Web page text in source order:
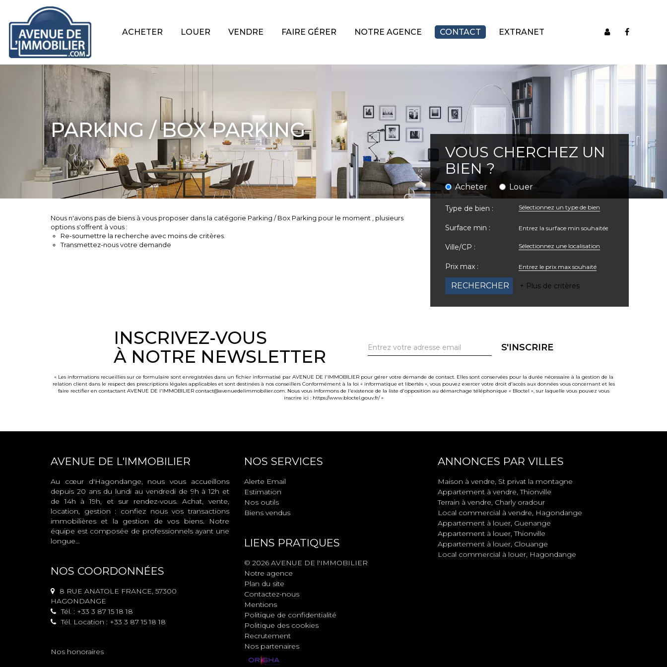
ACHETER LOUER VENDRE FAIRE GÉRER NOTRE AGENCE CONTACT EXTRANET
PARKING / BOX PARKING
VOUS CHERCHEZ UN
BIEN ?
Acheter Louer
Type de bien : Sélectionnez un type de bien
Surface min :
Ville/CP : Sélectionnez une localisation
Prix max :
+ Plus de critères
Nous n'avons pas de biens à vous proposer dans la catégorie Parking / Box Parking pour le moment , plusieurs
options s'offrent à vous :
Re-soumettre la recherche avec moins de critères.
Transmettez-nous votre demande
INSCRIVEZ-VOUS
À NOTRE NEWSLETTER
S'INSCRIRE
« Les informations recueillies sur ce formulaire sont enregistrées dans un fichier informatisé par AVENUE DE l'IMMOBILIER pour gérer votre demande de contact. Elles sont conservées pour la durée nécessaire à la gestion de la
relation client dans le respect des prescriptions légales applicables et sont destinées à nos conseillers Conformément à la loi « informatique et libertés », vous pouvez exercer votre droit d'accès aux données vous concernant et les
faire rectifier en contactant AVENUE DE l'IMMOBILIER contact@avenuedelimmobilier.com. Nous vous informons de l'existence de la liste d'opposition au démarchage téléphonique « Bloctel », sur laquelle vous pouvez vous
inscrire ici : https://www.bloctel.gouv.fr/»
AVENUE DE L'IMMOBILIER
Au cœur d'Hagondange, nous vous accueillons
depuis 20 ans du lundi au vendredi de 9h à 12h et
de 14h à 19h, et sur rendez-vous. Achat, vente,
location, gestion : confiez nous vos transactions
immobilières et la gestion de vos biens. Notre
équipe est composée de professionnels ayant une
longue...
NOS COORDONNÉES
8 RUE ANATOLE FRANCE, 57300
HAGONDANGE
Tél. : +33 3 87 15 18 18
Tél. Location : +33 3 87 15 18 18
Nos honoraires
NOS SERVICES
Alerte Email
Estimation
Nos outils
Biens vendus
LIENS PRATIQUES
© 2026 AVENUE DE l'IMMOBILIER
Notre agence
Plan du site
Contactez-nous
Mentions
Politique de confidentialité
Politique des cookies
Recrutement
Nos partenaires
ANNONCES PAR VILLES
Maison à vendre, St privat la montagne
Appartement à vendre, Thionville
Terrain à vendre, Charly oradour
Local commercial à vendre, Hagondange
Appartement à louer, Guenange
Appartement à louer, Thionville
Appartement à louer, Clouange
Local commercial à louer, Hagondange